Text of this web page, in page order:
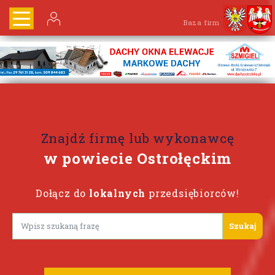
Baza firm
Znajdź firmę lub wykonawcę
w powiecie Ostrołęckim
Dołącz do lokalnych przedsiębiorców!